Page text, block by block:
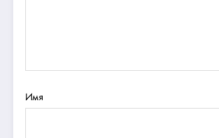
Имя